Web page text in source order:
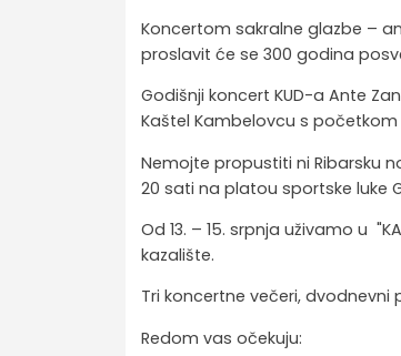
Koncertom sakralne glazbe –
proslavit će se 300 godina
Godišnji koncert KUD-a Ante
Kaštel Kambelovcu s početkom
Nemojte propustiti ni Ribarsku
20 sati na platou sportske luke
Od 13. – 15. srpnja uživamo u
kazalište.
Tri koncertne večeri,
Redom vas očekuju: